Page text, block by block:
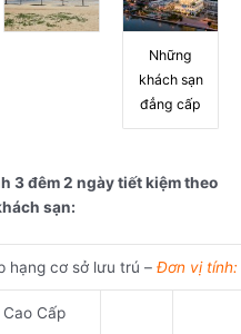
Những
khách sạn
đẳng cấp
3 đêm 2 ngày tiết kiệm theo
sạn:
hạng cơ sở lưu trú – Đơn vị tính:
Cấp